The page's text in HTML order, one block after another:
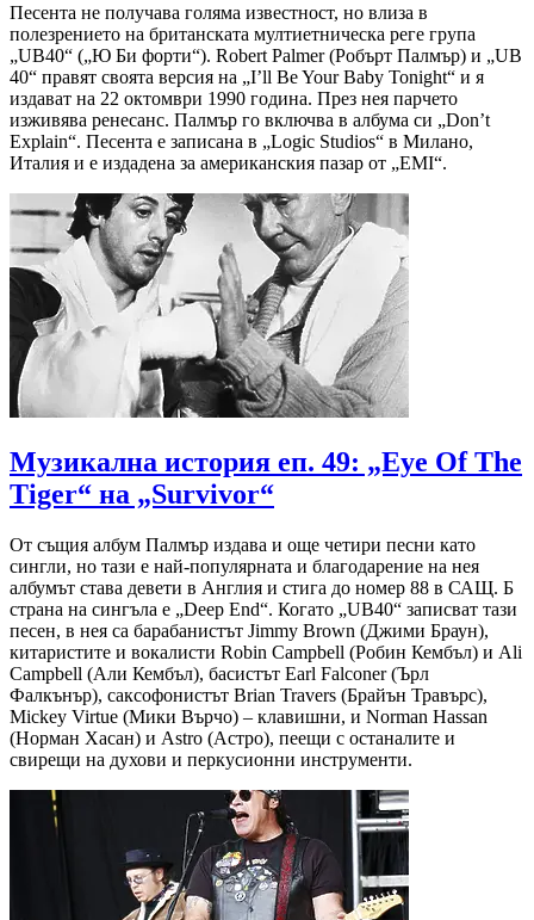
Песента не получава голяма известност, но влиза в
полезрението на британската мултиетническа реге група
„UB40“ („Ю Би форти“). Robert Palmer (Робърт Палмър) и „UB
40“ правят своята версия на „I’ll Be Your Baby Tonight“ и я
издават на 22 октомври 1990 година. През нея парчето
изживява ренесанс. Палмър го включва в албума си „Don’t
Explain“. Песента е записана в „Logic Studios“ в Милано,
Италия и е издадена за американския пазар от „EMI“.
Музикална история еп. 49: „Eye Of The
Tiger“ на „Survivor“
От същия албум Палмър издава и още четири песни като
сингли, но тази е най-популярната и благодарение на нея
албумът става девети в Англия и стига до номер 88 в САЩ. Б
страна на сингъла е „Deep End“. Когато „UB40“ записват тази
песен, в нея са барабанистът Jimmy Brown (Джими Браун),
китаристите и вокалисти Robin Campbell (Робин Кембъл) и Ali
Campbell (Али Кембъл), басистът Earl Falconer (Ърл
Фалкънър), саксофонистът Brian Travers (Брайън Травърс),
Mickey Virtue (Мики Върчо) – клавишни, и Norman Hassan
(Норман Хасан) и Astro (Астро), пеещи с останалите и
свирещи на духови и перкусионни инструменти.